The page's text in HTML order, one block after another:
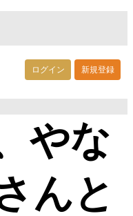
ログイン 新規登録
やな
んと